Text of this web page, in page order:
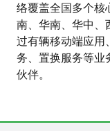
络覆盖全国多个核
南、华南、华中、
过有辆移动端应用
务、置换服务等业
伙伴。